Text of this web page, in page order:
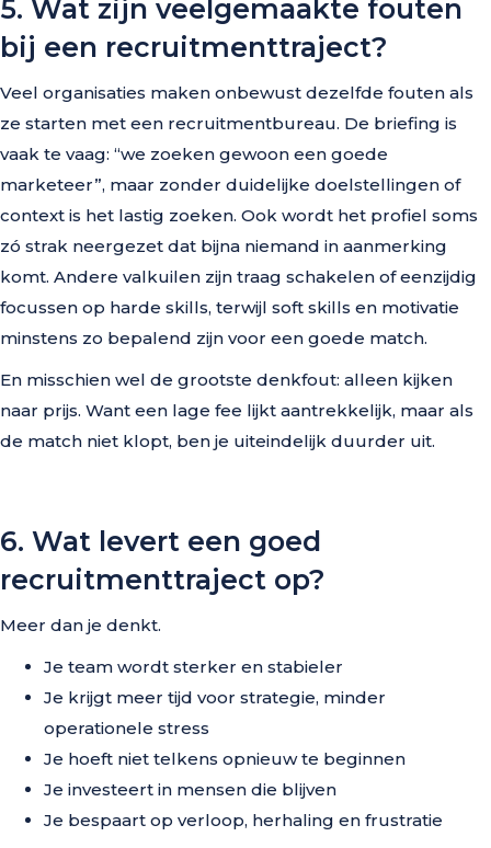
5. Wat zijn veelgemaakte fouten
bij een recruitmenttraject?
Veel organisaties maken onbewust dezelfde fouten als
ze starten met een recruitmentbureau. De briefing is
vaak te vaag: “we zoeken gewoon een goede
marketeer”, maar zonder duidelijke doelstellingen of
context is het lastig zoeken. Ook wordt het profiel soms
zó strak neergezet dat bijna niemand in aanmerking
komt. Andere valkuilen zijn traag schakelen of eenzijdig
focussen op harde skills, terwijl soft skills en motivatie
minstens zo bepalend zijn voor een goede match.
En misschien wel de grootste denkfout: alleen kijken
naar prijs. Want een lage fee lijkt aantrekkelijk, maar als
de match niet klopt, ben je uiteindelijk duurder uit.
6. Wat levert een goed
recruitmenttraject op?
Meer dan je denkt.
Je team wordt sterker en stabieler
Je krijgt meer tijd voor strategie, minder
operationele stress
Je hoeft niet telkens opnieuw te beginnen
Je investeert in mensen die blijven
Je bespaart op verloop, herhaling en frustratie